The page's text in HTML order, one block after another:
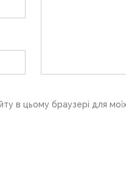
в цьому браузері для